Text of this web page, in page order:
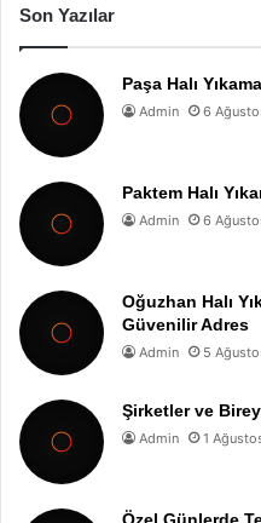
Son Yazılar
Paşa Halı
Admin 6
Paktem Halı
Admin 6
Oğuzhan Halı
Güvenilir Adres
Admin 5
Şirketler ve
Admin 1